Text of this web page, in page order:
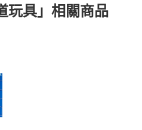
玩具」相關商品